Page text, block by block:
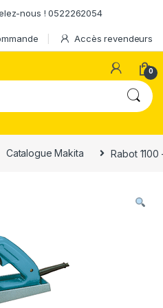
nous ! 0522262054
Accès revendeurs
0
Catalogue Makita Rabot 1100